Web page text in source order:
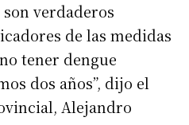
verdaderos
de las medidas
tener dengue
dos años”, dijo el
Alejandro